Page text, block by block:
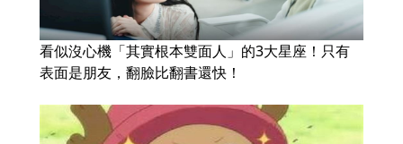
看似沒心機「其實根本雙面人」的3大星座！只有
表面是朋友，翻臉比翻書還快！